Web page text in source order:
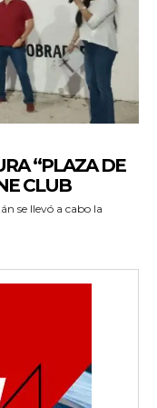
“PLAZA DE
CLUB
se llevó a cabo la